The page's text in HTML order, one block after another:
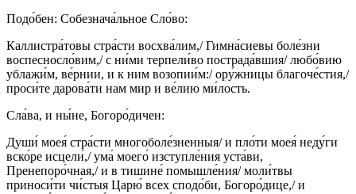
Подо́бен: Собезнача́льное Сло́во:
Каллистра́товы стра́сти восхва́лим,/ Гимна́сиевы боле́зни
воспесносло́вим,/ с ни́ми терпели́во пострада́вшия/ любо́вию
ублажи́м, ве́рнии, и к ним возопии́м:/ ору́жницы благоче́стия,/
проси́те дарова́ти нам мир и ве́лию ми́лость.
Сла́ва, и ны́не, Богоро́дичен:
Души́ моея́ стра́сти многоболе́зненныя/ и пло́ти моея́ неду́ги
вско́ре исцели́,/ ума́ моего́ изступле́ния уста́ви,
Пренепоро́чная,/ и в тишине́ помышле́ния/ моли́твы
приноси́ти чи́стыя Царю́ всех сподо́би, Богоро́дице,/ и